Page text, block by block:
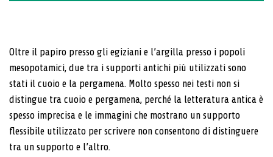
Oltre il papiro presso gli egiziani e l’argilla presso i popoli
mesopotamici, due tra i supporti antichi più utilizzati sono
stati il cuoio e la pergamena. Molto spesso nei testi non si
distingue tra cuoio e pergamena, perché la letteratura antica è
spesso imprecisa e le immagini che mostrano un supporto
flessibile utilizzato per scrivere non consentono di distinguere
tra un supporto e l’altro.